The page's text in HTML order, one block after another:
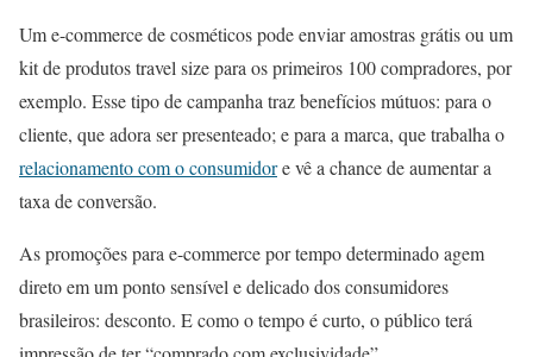
Um e-commerce de cosméticos pode enviar amostras grátis ou um
kit de produtos travel size para os primeiros 100 compradores, por
exemplo. Esse tipo de campanha traz benefícios mútuos: para o
cliente, que adora ser presenteado; e para a marca, que trabalha o
relacionamento com o consumidore vê a chance de aumentar a
taxa de conversão.
As promoções para e-commerce por tempo determinado agem
direto em um ponto sensível e delicado dos consumidores
brasileiros: desconto. E como o tempo é curto, o público terá